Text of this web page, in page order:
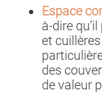
Espace
à-dire
et
des
de valeur